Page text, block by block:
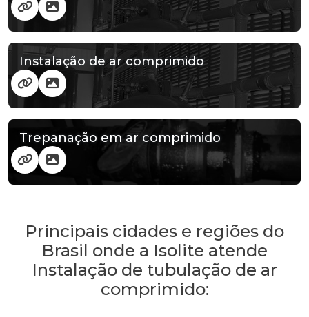
Instalação de ar comprimido
Trepanação em ar comprimido
Principais cidades e regiões do
Brasil onde a Isolite atende
Instalação de tubulação de ar
comprimido: